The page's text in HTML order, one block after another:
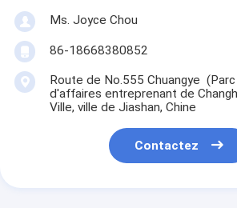
Ms. Joyce Chou
86-18668380852
Route de No.555 Chuangye (Parc
d'affaires entreprenant de
Ville, ville de Jiashan, Chine
Contactez